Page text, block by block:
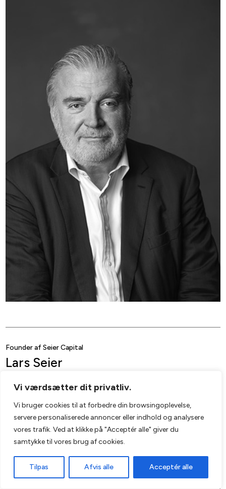
Vi værdsætter dit privatliv.
Vi bruger cookies til at forbedre din browsingoplevelse,
servere personaliserede annoncer eller indhold og analysere
vores trafik. Ved at klikke på "Acceptér alle" giver du
samtykke til vores brug af cookies.
Tilpas Afvis alle Acceptér alle
Founder af Seier Capital
Lars Seier